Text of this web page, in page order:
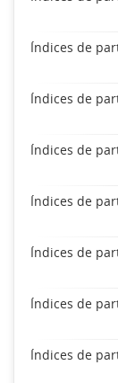
Índices de
Índices de
Índices de
Índices de
Índices de
Índices de
Índices de